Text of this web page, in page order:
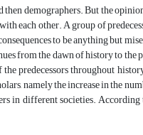
demographers. But the
each other. A group of
to be anything but
from the dawn of history to the
predecessors throughout
namely the increase in the
in different societies.